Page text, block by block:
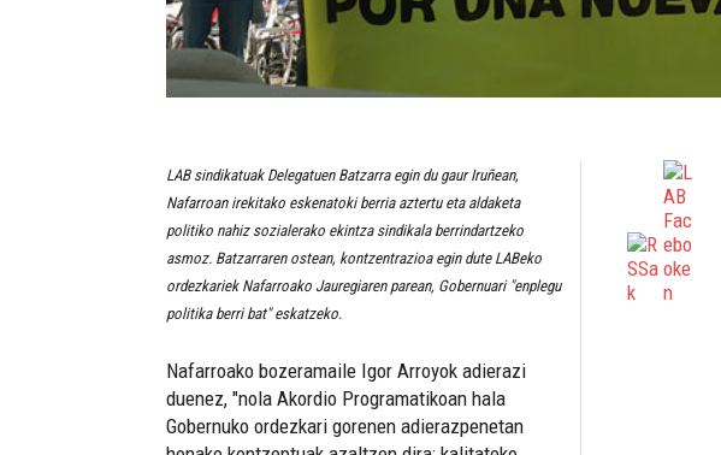
LAB sindikatuak Delegatuen Batzarra egin du gaur Iruñean,
Nafarroan irekitako eskenatoki berria aztertu eta aldaketa
politiko nahiz sozialerako ekintza sindikala berrindartzeko
asmoz. Batzarraren ostean, kontzentrazioa egin dute LABeko
ordezkariek Nafarroako Jauregiaren parean, Gobernuari "enplegu
politika berri bat" eskatzeko.
Nafarroako bozeramaile Igor Arroyok adierazi
duenez, "nola Akordio Programatikoan hala
Gobernuko ordezkari gorenen adierazpenetan